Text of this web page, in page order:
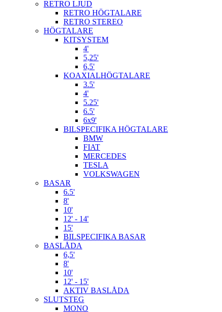
RETRO LJUD
RETRO HÖGTALARE
RETRO STEREO
HÖGTALARE
KITSYSTEM
4'
5,25'
6,5'
KOAXIALHÖGTALARE
3.5'
4'
5.25'
6.5'
6x9'
BILSPECIFIKA HÖGTALARE
BMW
FIAT
MERCEDES
TESLA
VOLKSWAGEN
BASAR
6.5'
8'
10'
12' - 14'
15'
BILSPECIFIKA BASAR
BASLÅDA
6,5'
8'
10'
12' - 15'
AKTIV BASLÅDA
SLUTSTEG
MONO